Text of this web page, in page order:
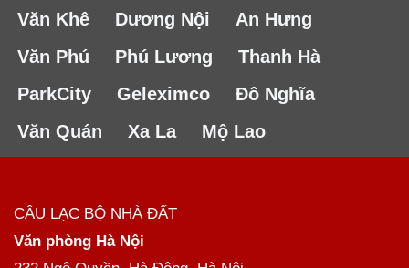
Văn Khê Dương Nội
An Hưng
Văn Phú
Phú Lương
Thanh Hà
ParkCity
Geleximco
Đô Nghĩa
Văn Quán
Xa La Mộ Lao
CÂU LẠC BỘ NHÀ ĐẤT
Văn phòng Hà Nội